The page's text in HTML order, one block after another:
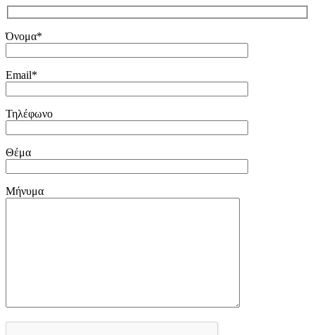
Όνομα*
Email*
Τηλέφωνο
Θέμα
Μήνυμα